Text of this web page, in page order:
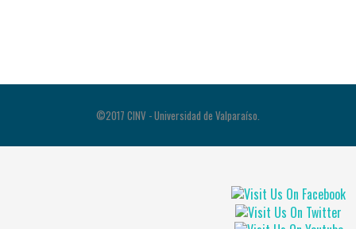
©2017 CINV - Universidad de Valparaíso.